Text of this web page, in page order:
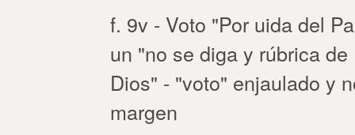
f. 9v - Voto "Por uida del
un "no se diga y rúbrica
Dios" - "voto" enjaulado y
margen